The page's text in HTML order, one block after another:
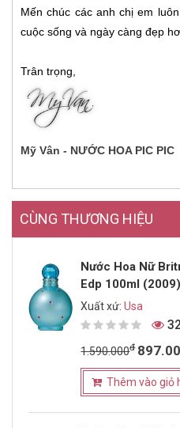
Mến chúc các anh chị em
cuộc sống và ngày càng đẹp
Trân trọng,
Mỹ Vân - NƯỚC HOA PIC PIC
CÙNG THƯƠNG HIỆU
Nước Hoa Nữ
Edp 100ml (2009)
Xuất xứ:Usa
1.590.000đ
Thêm vào giỏ